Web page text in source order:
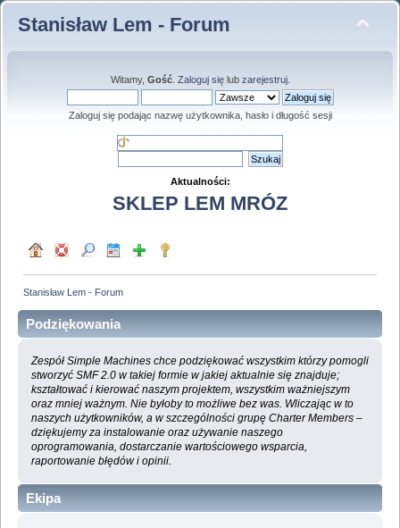
Stanisław Lem - Forum
Witamy, Gość. Zaloguj sięlub zarejestruj.
Zaloguj się podając nazwę użytkownika, hasło i długość sesji
Aktualności:
SKLEP LEM MRÓZ
Stanisław Lem - Forum
Podziękowania
Zespół Simple Machines chce podziękować wszystkim którzy pomogli
stworzyć SMF 2.0 w takiej formie w jakiej aktualnie się znajduje;
kształtować i kierować naszym projektem, wszystkim ważniejszym
oraz mniej ważnym. Nie byłoby to możliwe bez was. Wliczając w to
naszych użytkowników, a w szczególności grupę Charter Members –
dziękujemy za instalowanie oraz używanie naszego
oprogramowania, dostarczanie wartościowego wsparcia,
raportowanie błędów i opinii.
Ekipa